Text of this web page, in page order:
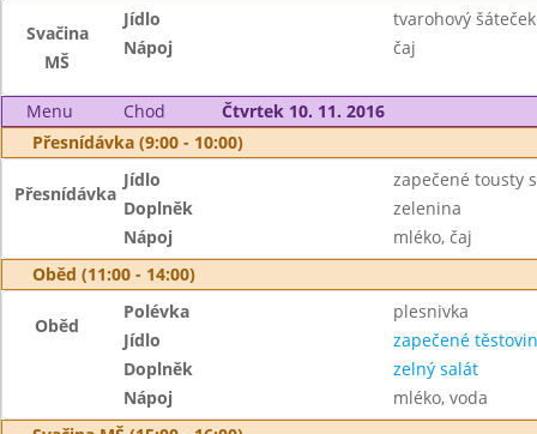
Svačina
MŠ
Jídlo
tvarohový
Nápoj
čaj
Menu Chod
Čtvrtek 10. 11. 2016
Přesnídávka (9:00 - 10:00)
Přesnídávka
Jídlo
zapečené tousty
Doplněk
zelenina
Nápoj
mléko, čaj
Oběd (11:00 - 14:00)
Oběd
Polévka
plesnivka
Jídlo
zapečené
Doplněk
zelný salát
Nápoj
mléko, voda